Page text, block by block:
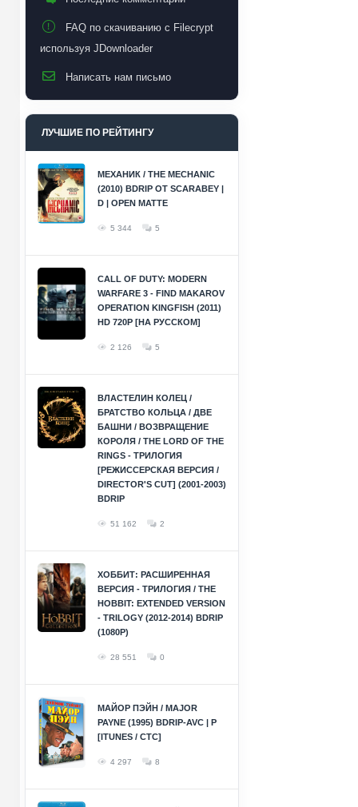
FAQ по скачиванию с Filecrypt
используя JDownloader
Написать нам письмо
ЛУЧШИЕ ПО РЕЙТИНГУ
МЕХАНИК / THE MECHANIC
(2010) BDRIP ОТ SCARABEY |
D | OPEN MATTE
5 344 5
CALL OF DUTY: MODERN
WARFARE 3 - FIND MAKAROV
OPERATION KINGFISH (2011)
HD 720P [НА РУССКОМ]
2 126 5
ВЛАСТЕЛИН КОЛЕЦ /
БРАТСТВО КОЛЬЦА / ДВЕ
БАШНИ / ВОЗВРАЩЕНИЕ
КОРОЛЯ / THE LORD OF THE
RINGS - ТРИЛОГИЯ
[РЕЖИССЕРСКАЯ ВЕРСИЯ /
DIRECTOR'S CUT] (2001-2003)
BDRIP
51 162 2
ХОББИТ: РАСШИРЕННАЯ
ВЕРСИЯ - ТРИЛОГИЯ / THE
HOBBIT: EXTENDED VERSION
- TRILOGY (2012-2014) BDRIP
(1080P)
28 551 0
МАЙОР ПЭЙН / MAJOR
PAYNE (1995) BDRIP-AVC | P
[ITUNES / СТС]
4 297 8